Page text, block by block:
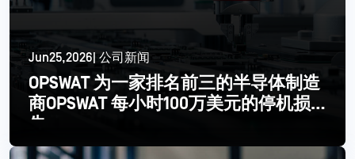
Jun25,2026| 公司新闻
OPSWAT 为一家排名前三的半导体制造
商OPSWAT 每小时100万美元的停机损
失
更多信息